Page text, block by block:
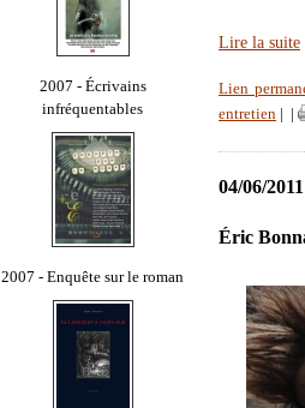
2007 - Écrivains
infréquentables
2007 - Enquête sur le roman
Lire la suite
Lien
entretien
04/06/2011
Éric